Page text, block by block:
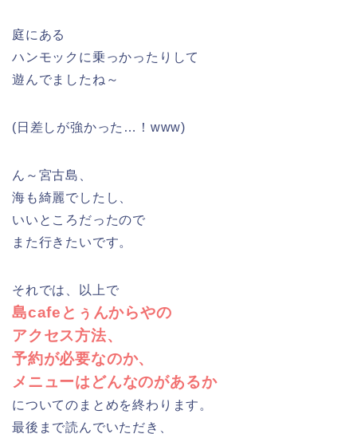
庭にある
ハンモックに乗っかったりして
遊んでましたね～
(日差しが強かった…！www)
ん～宮古島、
海も綺麗でしたし、
いいところだったので
また行きたいです。
それでは、以上で
島cafeとぅんからやの
アクセス方法、
予約が必要なのか、
メニューはどんなのがあるか
についてのまとめを終わります。
最後まで読んでいただき、